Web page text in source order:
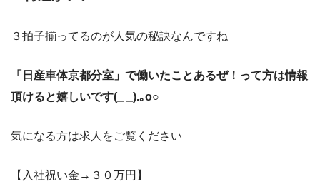
３拍子揃ってるのが人気の秘訣なんですね
「日産車体京都分室」で働いたことあるぜ！って方は情報
頂けると嬉しいです(_ _).｡o○
気になる方は求人をご覧ください
【入社祝い金→３０万円】